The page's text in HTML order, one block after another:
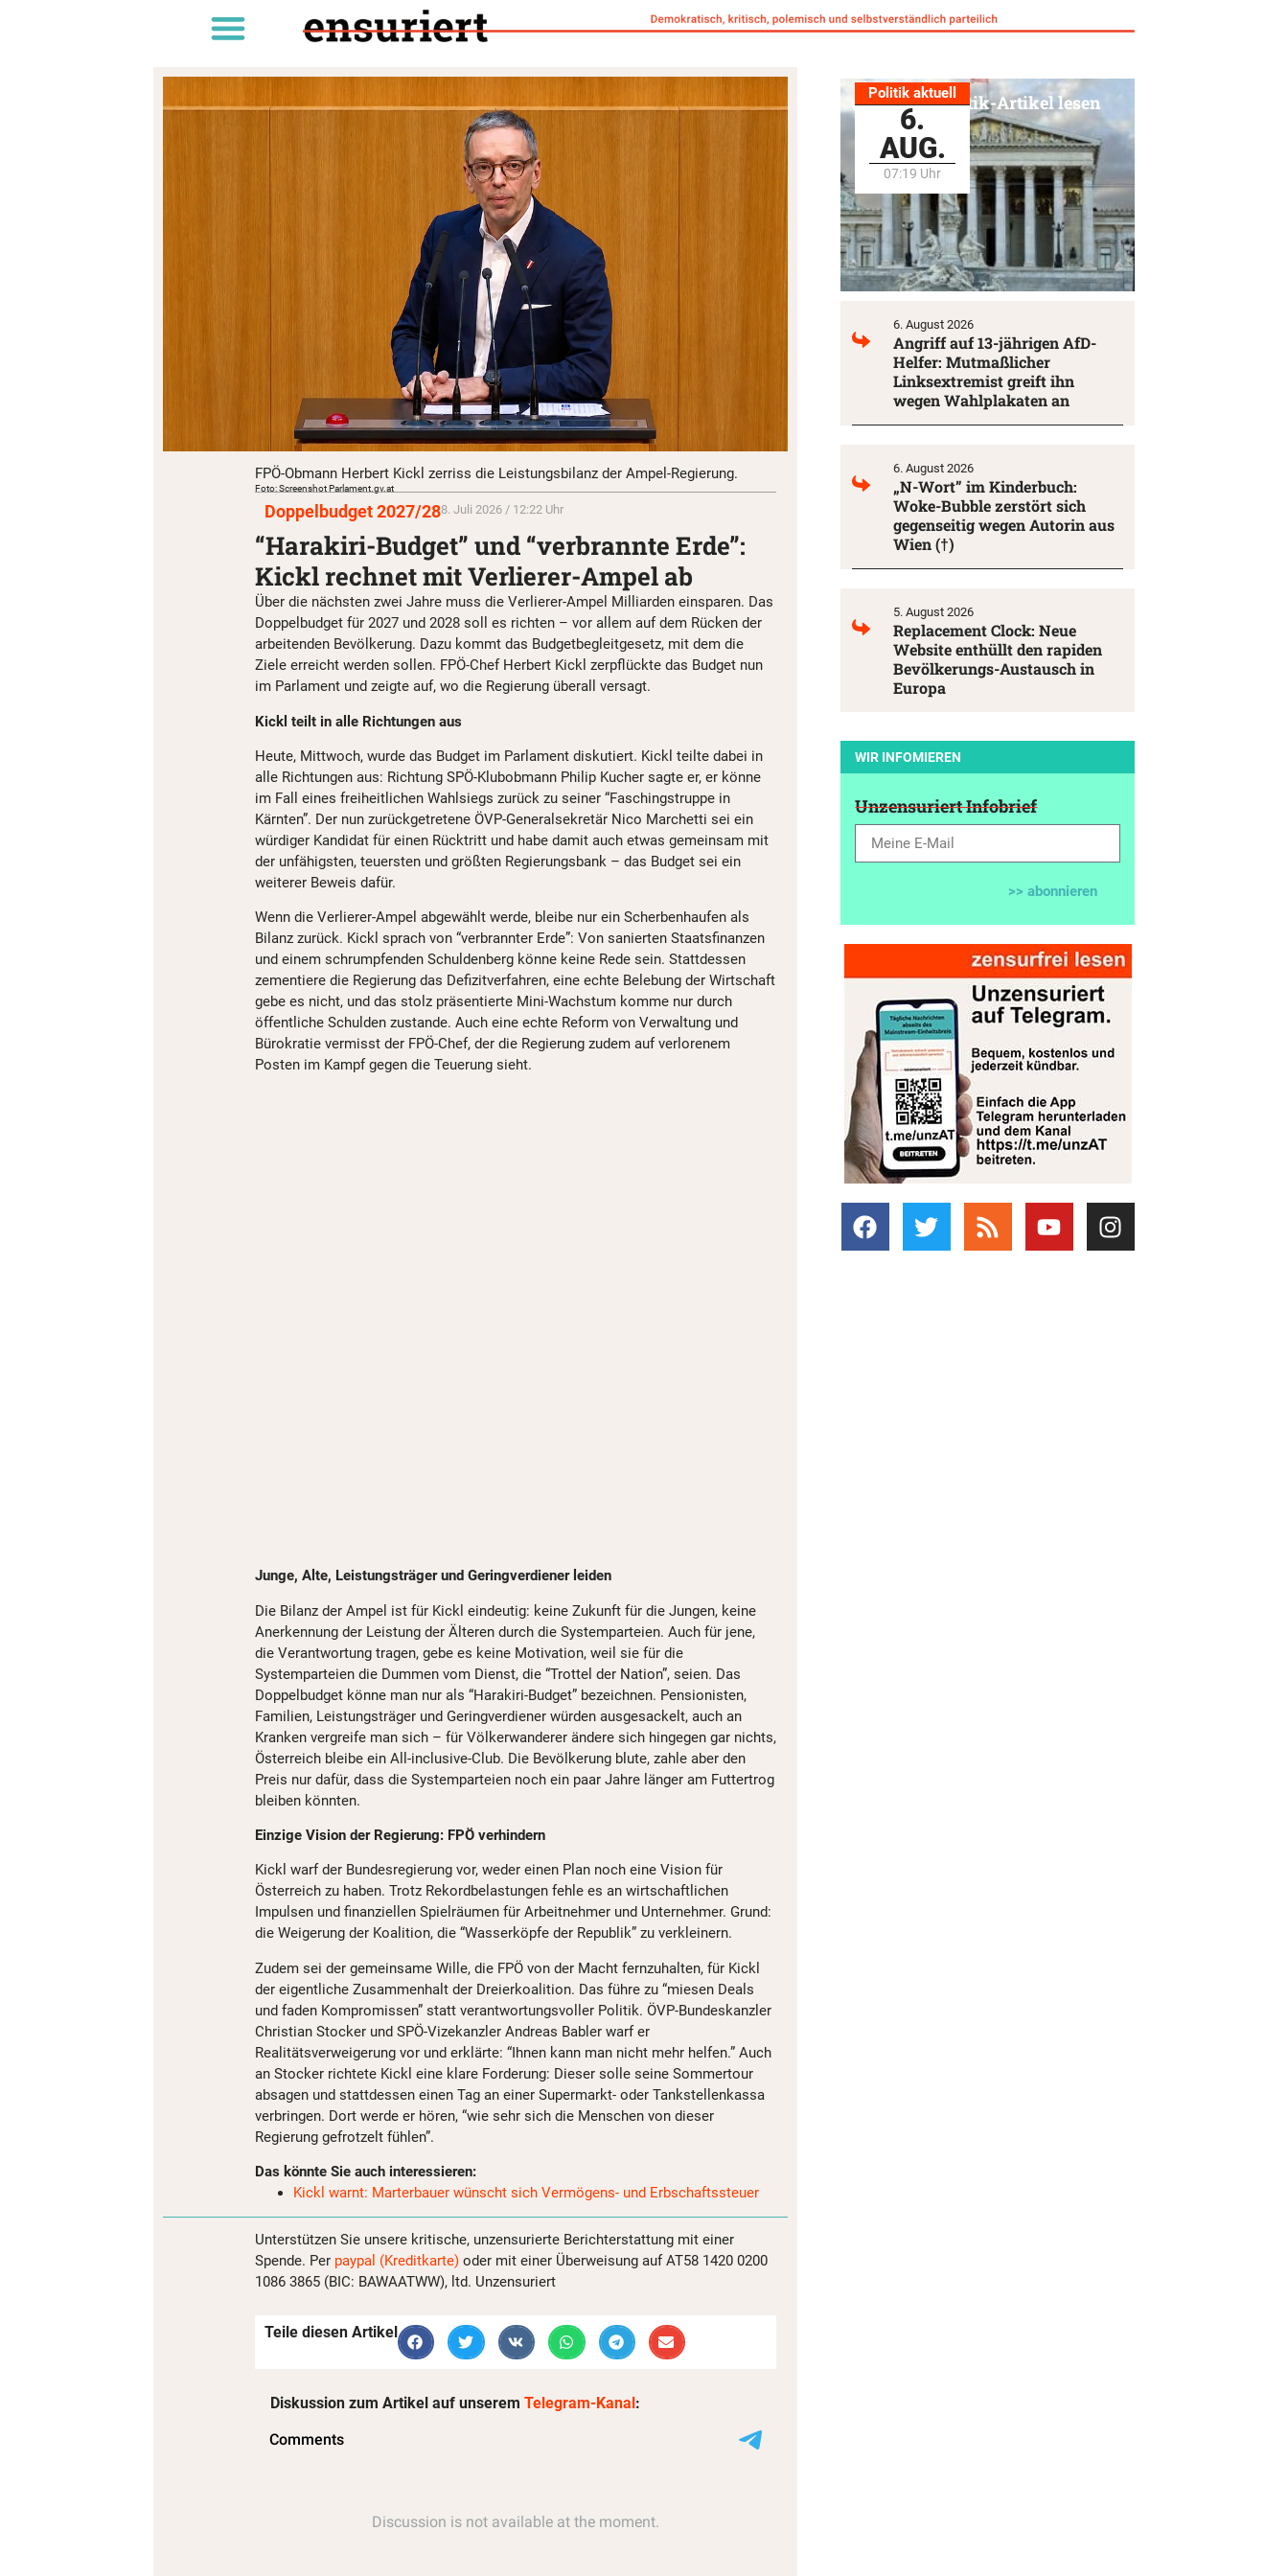
FPÖ-Obmann Herbert Kickl zerriss die Leistungsbilanz der Ampel-Regierung.
Foto: Screenshot Parlament.gv.at
Doppelbudget 2027/288. Juli 2026 / 12:22 Uhr
“Harakiri-Budget” und “verbrannte Erde”:
Kickl rechnet mit Verlierer-Ampel ab
Über die nächsten zwei Jahre muss die Verlierer-Ampel Milliarden einsparen. Das
Doppelbudget für 2027 und 2028 soll es richten – vor allem auf dem Rücken der
arbeitenden Bevölkerung. Dazu kommt das Budgetbegleitgesetz, mit dem die
Ziele erreicht werden sollen. FPÖ-Chef Herbert Kickl zerpflückte das Budget nun
im Parlament und zeigte auf, wo die Regierung überall versagt.
Kickl teilt in alle Richtungen aus
Heute, Mittwoch, wurde das Budget im Parlament diskutiert. Kickl teilte dabei in
alle Richtungen aus: Richtung SPÖ-Klubobmann Philip Kucher sagte er, er könne
im Fall eines freiheitlichen Wahlsiegs zurück zu seiner “Faschingstruppe in
Kärnten”. Der nun zurückgetretene ÖVP-Generalsekretär Nico Marchetti sei ein
würdiger Kandidat für einen Rücktritt und habe damit auch etwas gemeinsam mit
der unfähigsten, teuersten und größten Regierungsbank – das Budget sei ein
weiterer Beweis dafür.
Wenn die Verlierer-Ampel abgewählt werde, bleibe nur ein Scherbenhaufen als
Bilanz zurück. Kickl sprach von “verbrannter Erde”: Von sanierten Staatsfinanzen
und einem schrumpfenden Schuldenberg könne keine Rede sein. Stattdessen
zementiere die Regierung das Defizitverfahren, eine echte Belebung der Wirtschaft
gebe es nicht, und das stolz präsentierte Mini-Wachstum komme nur durch
öffentliche Schulden zustande. Auch eine echte Reform von Verwaltung und
Bürokratie vermisst der FPÖ-Chef, der die Regierung zudem auf verlorenem
Posten im Kampf gegen die Teuerung sieht.
Junge, Alte, Leistungsträger und Geringverdiener leiden
Die Bilanz der Ampel ist für Kickl eindeutig: keine Zukunft für die Jungen, keine
Anerkennung der Leistung der Älteren durch die Systemparteien. Auch für jene,
die Verantwortung tragen, gebe es keine Motivation, weil sie für die
Systemparteien die Dummen vom Dienst, die “Trottel der Nation”, seien. Das
Doppelbudget könne man nur als “Harakiri-Budget” bezeichnen. Pensionisten,
Familien, Leistungsträger und Geringverdiener würden ausgesackelt, auch an
Kranken vergreife man sich – für Völkerwanderer ändere sich hingegen gar nichts,
Österreich bleibe ein All-inclusive-Club. Die Bevölkerung blute, zahle aber den
Preis nur dafür, dass die Systemparteien noch ein paar Jahre länger am Futtertrog
bleiben könnten.
Einzige Vision der Regierung: FPÖ verhindern
Kickl warf der Bundesregierung vor, weder einen Plan noch eine Vision für
Österreich zu haben. Trotz Rekordbelastungen fehle es an wirtschaftlichen
Impulsen und finanziellen Spielräumen für Arbeitnehmer und Unternehmer. Grund:
die Weigerung der Koalition, die “Wasserköpfe der Republik” zu verkleinern.
Zudem sei der gemeinsame Wille, die FPÖ von der Macht fernzuhalten, für Kickl
der eigentliche Zusammenhalt der Dreierkoalition. Das führe zu “miesen Deals
und faden Kompromissen” statt verantwortungsvoller Politik. ÖVP-Bundeskanzler
Christian Stocker und SPÖ-Vizekanzler Andreas Babler warf er
Realitätsverweigerung vor und erklärte: “Ihnen kann man nicht mehr helfen.” Auch
an Stocker richtete Kickl eine klare Forderung: Dieser solle seine Sommertour
absagen und stattdessen einen Tag an einer Supermarkt- oder Tankstellenkassa
verbringen. Dort werde er hören, “wie sehr sich die Menschen von dieser
Regierung gefrotzelt fühlen”.
Das könnte Sie auch interessieren:
Kickl warnt: Marterbauer wünscht sich Vermögens- und Erbschaftssteuer
Unterstützen Sie unsere kritische, unzensurierte Berichterstattung mit einer
Spende. Per paypal (Kreditkarte) oder mit einer Überweisung auf AT58 1420 0200
1086 3865 (BIC: BAWAATWW), ltd. Unzensuriert
Teile diesen Artikel
Diskussion zum Artikel auf unserem Telegram-Kanal:
Politik aktuell
6.
AUG.
07:19 Uhr
Alle Politik-Artikel lesen
6. August 2026
Angriff auf 13-jährigen AfD-
Helfer: Mutmaßlicher
Linksextremist greift ihn
wegen Wahlplakaten an
6. August 2026
„N-Wort” im Kinderbuch:
Woke-Bubble zerstört sich
gegenseitig wegen Autorin aus
Wien (†)
5. August 2026
Replacement Clock: Neue
Website enthüllt den rapiden
Bevölkerungs-Austausch in
Europa
WIR INFOMIEREN
Unzensuriert Infobrief
>> abonnieren